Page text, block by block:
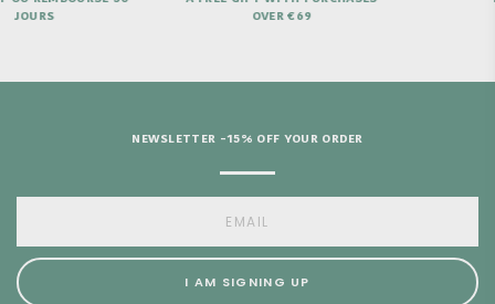
OVER €69
NEWSLETTER -15% OFF YOUR ORDER
I AM SIGNING UP